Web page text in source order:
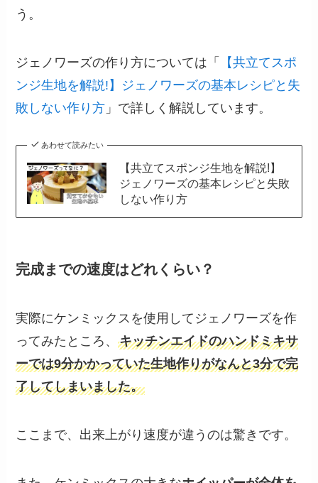
う。
ジェノワーズの作り方については「
【共立てスポ
ンジ生地を解説!】ジェノワーズの基本レシピと失
敗しない作り方 」で詳しく解説しています。
あわせて読みたい
【共立てスポンジ生地を解説!】
ジェノワーズの基本レシピと失敗
しない作り方
完成までの速度はどれくらい？
実際にケンミックスを使用してジェノワーズを作
ってみたところ、キッチンエイドのハンドミキサ
ーでは9分かかっていた生地作りがなんと3分で完
了してしまいました。
ここまで、出来上がり速度が違うのは驚きです。